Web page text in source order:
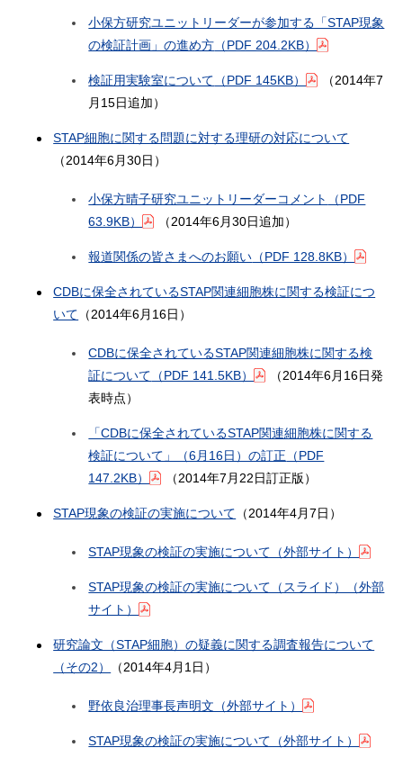
小保方研究ユニットリーダーが参加する「STAP現象
の検証計画」の進め方 （PDF 204.2KB）
検証用実験室について （PDF 145KB）
（2014年7
月15日追加）
STAP細胞に関する問題に対する理研の対応について
（2014年6月30日）
小保方晴子研究ユニットリーダーコメント
（PDF
63.9KB）
（2014年6月30日追加）
報道関係の皆さまへのお願い （PDF 128.8KB）
CDBに保全されているSTAP関連細胞株に関する検証につ
いて （2014年6月16日）
CDBに保全されているSTAP関連細胞株に関する検
証について （PDF 141.5KB）
（2014年6月16日発
表時点）
「CDBに保全されているSTAP関連細胞株に関する
検証について」（6月16日）の訂正 （PDF
147.2KB）
（2014年7月22日訂正版）
STAP現象の検証の実施について （2014年4月7日）
STAP現象の検証の実施について（外部サイト）
STAP現象の検証の実施について（スライド）（外部
サイト）
研究論文（STAP細胞）の疑義に関する調査報告について
（その2）
（2014年4月1日）
野依良治理事長声明文（外部サイト）
STAP現象の検証の実施について（外部サイト）